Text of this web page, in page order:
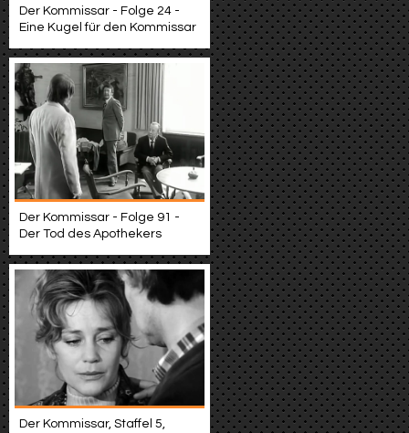
Der Kommissar - Folge 24 -
Eine Kugel für den Kommissar
Der Kommissar - Folge 91 -
Der Tod des Apothekers
Der Kommissar, Staffel 5,